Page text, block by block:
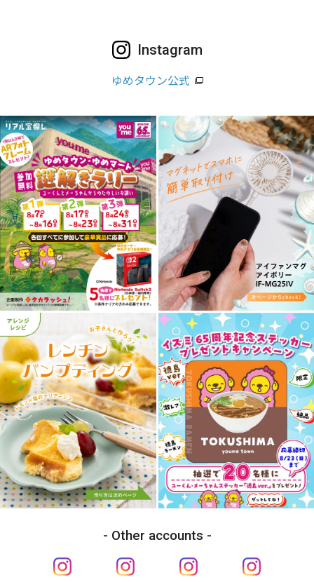
Instagram
ゆめタウン公式
Other accounts